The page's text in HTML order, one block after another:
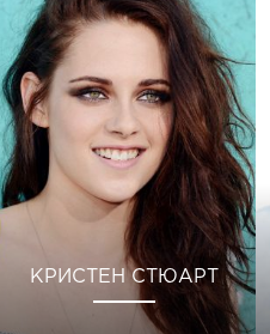
КРИСТЕН СТЮАРТ